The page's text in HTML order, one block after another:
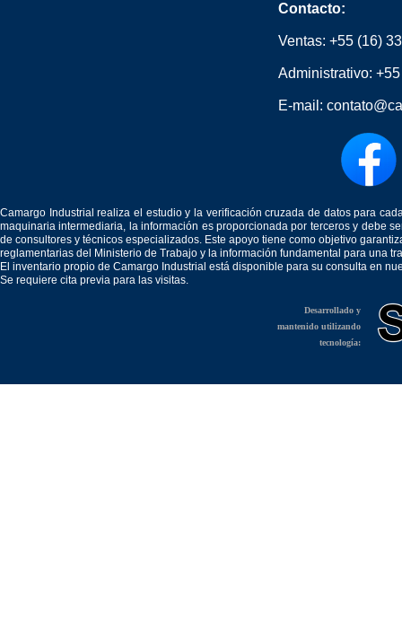
Contacto:
Ventas: +55 (16)
Administrativo:
E-mail:
Camargo Industrial realiza el estudio y la verificación cruzada de datos para
maquinaria intermediaria, la información es proporcionada por terceros y debe
de consultores y técnicos especializados. Este apoyo tiene como objetivo
reglamentarias del Ministerio de Trabajo y la información fundamental para una
El inventario propio de Camargo Industrial está disponible para su consulta en
Se requiere cita previa para las visitas.
Desarrollado y
mantenido utilizando
tecnología: